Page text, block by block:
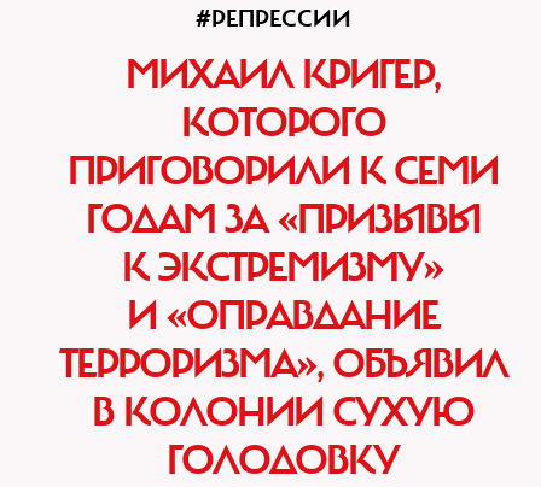
#РЕПРЕССИИ
МИХАИЛ КРИГЕР,
КОТОРОГО
ПРИГОВОРИЛИ К СЕМИ
ГОДАМ ЗА «ПРИЗЫВЫ
К ЭКСТРЕМИЗМУ»
И «ОПРАВДАНИЕ
ТЕРРОРИЗМА», ОБЪЯВИЛ
В КОЛОНИИ СУХУЮ
ГОЛОДОВКУ